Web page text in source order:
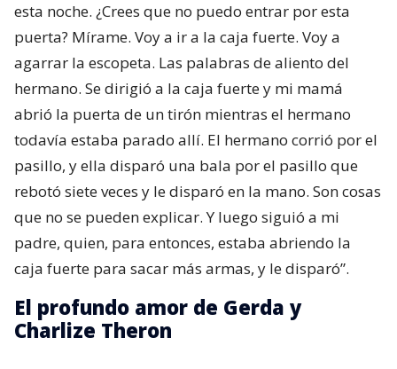
esta noche. ¿Crees que no puedo entrar por esta
puerta? Mírame. Voy a ir a la caja fuerte. Voy a
agarrar la escopeta. Las palabras de aliento del
hermano. Se dirigió a la caja fuerte y mi mamá
abrió la puerta de un tirón mientras el hermano
todavía estaba parado allí. El hermano corrió por el
pasillo, y ella disparó una bala por el pasillo que
rebotó siete veces y le disparó en la mano. Son cosas
que no se pueden explicar. Y luego siguió a mi
padre, quien, para entonces, estaba abriendo la
caja fuerte para sacar más armas, y le disparó”.
El profundo amor de Gerda y
Charlize Theron